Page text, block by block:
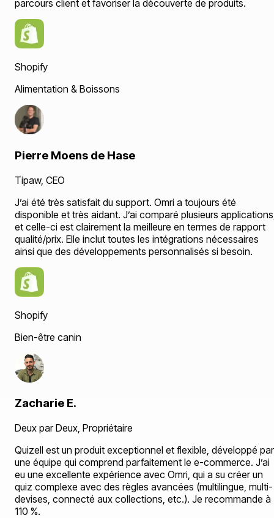
parcours client et favoriser la découverte de produits.
Shopify
Alimentation & Boissons
Pierre Moens de Hase
Tipaw, CEO
J’ai été très satisfait du support. Omri a toujours été
disponible et très aidant. J’ai comparé plusieurs
et celle-ci est clairement la meilleure en termes de rapport
qualité/prix. Elle inclut toutes les intégrations nécessaires
ainsi que des développements personnalisés si besoin.
Shopify
Bien-être canin
Zacharie E.
Deux par Deux Propriétaire
Quizell est un produit exceptionnel et flexible, développé par
une équipe qui comprend parfaitement le e-commerce. J’ai
eu une excellente expérience avec Omri, qui a su créer un
quiz complexe avec des règles avancées (multilingue, multi-
devises, connecté aux collections, etc.). Je recommande à
110 %.